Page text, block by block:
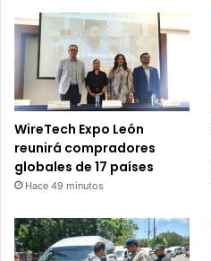
WireTech Expo León
reunirá compradores
globales de 17 países
Hace 49 minutos